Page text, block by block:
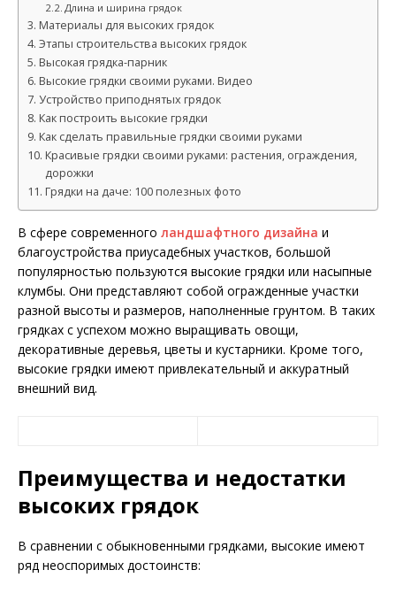
Длина и ширина грядок
Материалы для высоких грядок
Этапы строительства высоких грядок
Высокая грядка-парник
Высокие грядки своими руками. Видео
Устройство приподнятых грядок
Как построить высокие грядки
Как сделать правильные грядки своими руками
Красивые грядки своими руками: растения, ограждения,
дорожки
Грядки на даче: 100 полезных фото
В сфере современного ландшафтного дизайна и
благоустройства приусадебных участков, большой
популярностью пользуются высокие грядки или насыпные
клумбы. Они представляют собой огражденные участки
разной высоты и размеров, наполненные грунтом. В таких
грядках с успехом можно выращивать овощи,
декоративные деревья, цветы и кустарники. Кроме того,
высокие грядки имеют привлекательный и аккуратный
внешний вид.
Преимущества и недостатки
высоких грядок
В сравнении с обыкновенными грядками, высокие имеют
ряд неоспоримых достоинств: